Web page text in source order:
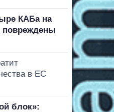
КАБа на
в ЕС
блок»: